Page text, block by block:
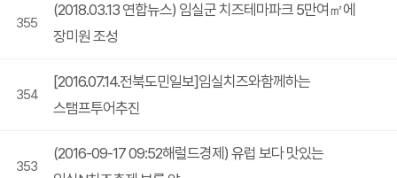
355
(2018.03.13 연합뉴스) 임실군 치즈테마파크 5만여㎡에
장미원 조성
354
[2016.07.14.전북도민일보]임실치즈와함께하는
스탬프투어추진
353
(2016-09-17 09:52해럴드경제) 유럽 보다 맛있는